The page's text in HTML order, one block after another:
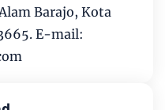
Barajo, Kota
E-mail: